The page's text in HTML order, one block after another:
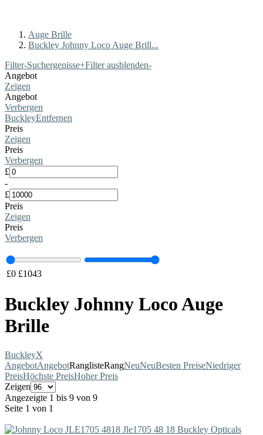
Auge Brille
Buckley Johnny Loco Auge Brill...
Filter-Suchergenisse+Filter ausblenden-
Angebot
Zeigen
Angebot
Verbergen
BuckleyEntfernen
Preis
Zeigen
Preis
Verbergen
£
-
£
Preis
Zeigen
Preis
Verbergen
£0 £1043
Buckley Johnny Loco Auge
Brille
BuckleyX
AngebotAngebotRanglisteRangNeuNeuBesten PreiseNiedriger
PreisHöchste PreisHoher Preis
Zeigen
Angezeigte 1 bis 9 von 9
Seite 1 von 1